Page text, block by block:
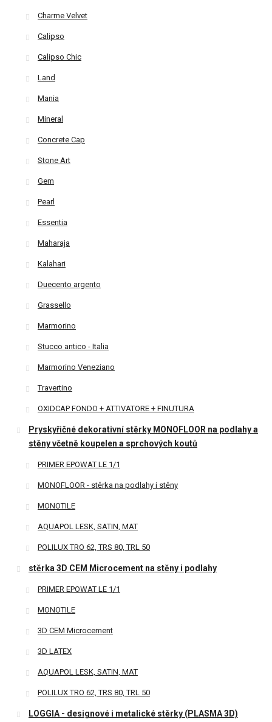
Charme Velvet
Calipso
Calipso Chic
Land
Mania
Mineral
Concrete Cap
Stone Art
Gem
Pearl
Essentia
Maharaja
Kalahari
Duecento argento
Grassello
Marmorino
Stucco antico - Italia
Marmorino Veneziano
Travertino
OXIDCAP FONDO + ATTIVATORE + FINUTURA
Pryskyřičné dekorativní stěrky MONOFLOOR na podlahy a
stěny včetně koupelen a sprchových koutů
PRIMER EPOWAT LE 1/1
MONOFLOOR - stěrka na podlahy i stěny
MONOTILE
AQUAPOL LESK, SATIN, MAT
POLILUX TRO 62, TRS 80, TRL 50
stěrka 3D CEM Microcement na stěny i podlahy
PRIMER EPOWAT LE 1/1
MONOTILE
3D CEM Microcement
3D LATEX
AQUAPOL LESK, SATIN, MAT
POLILUX TRO 62, TRS 80, TRL 50
LOGGIA - designové i metalické stěrky (PLASMA 3D)